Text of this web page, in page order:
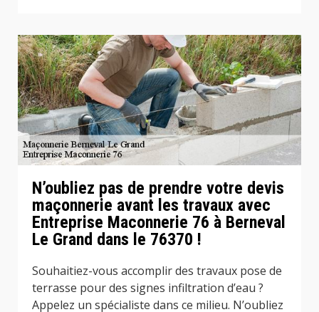
N’oubliez pas de prendre votre devis
maçonnerie avant les travaux avec
Entreprise Maconnerie 76 à Berneval
Le Grand dans le 76370 !
Souhaitiez-vous accomplir des travaux pose de
terrasse pour des signes infiltration d’eau ?
Appelez un spécialiste dans ce milieu. N’oubliez